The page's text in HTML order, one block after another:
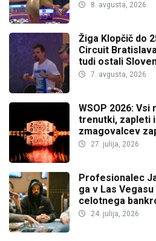
8. avgusta, 2026
Žiga Klopčič do
Circuit
tudi ostali
7. avgusta, 2026
WSOP 2026: Vsi
trenutki, zapleti
zmagovalcev
27. julija, 2026
Profesionalec
ga v Las
celotnega
24. julija, 2026